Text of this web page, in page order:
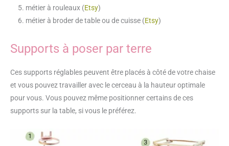
métier à rouleaux (Etsy)
métier à broder de table ou de cuisse (Etsy)
Supports à poser par terre
Ces supports réglables peuvent être placés à côté de votre chaise
et vous pouvez travailler avec le cerceau à la hauteur optimale
pour vous. Vous pouvez même positionner certains de ces
supports sur la table, si vous le préférez.